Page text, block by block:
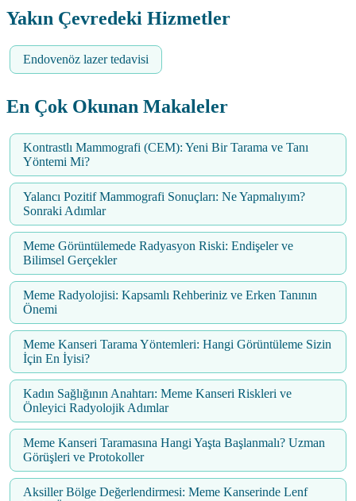
Yakın Çevredeki Hizmetler
Endovenöz lazer tedavisi
En Çok Okunan Makaleler
Kontrastlı Mammografi (CEM): Yeni Bir Tarama ve Tanı
Yöntemi Mi?
Yalancı Pozitif Mammografi Sonuçları: Ne Yapmalıyım?
Sonraki Adımlar
Meme Görüntülemede Radyasyon Riski: Endişeler ve
Bilimsel Gerçekler
Meme Radyolojisi: Kapsamlı Rehberiniz ve Erken Tanının
Önemi
Meme Kanseri Tarama Yöntemleri: Hangi Görüntüleme Sizin
İçin En İyisi?
Kadın Sağlığının Anahtarı: Meme Kanseri Riskleri ve
Önleyici Radyolojik Adımlar
Meme Kanseri Taramasına Hangi Yaşta Başlanmalı? Uzman
Görüşleri ve Protokoller
Aksiller Bölge Değerlendirmesi: Meme Kanserinde Lenf